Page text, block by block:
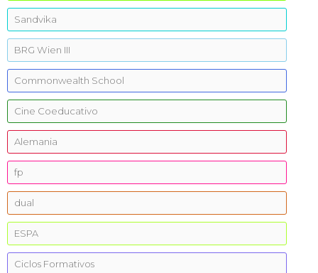
Sandvika
BRG Wien III
Commonwealth School
Cine Coeducativo
Alemania
fp
dual
ESPA
Ciclos Formativos